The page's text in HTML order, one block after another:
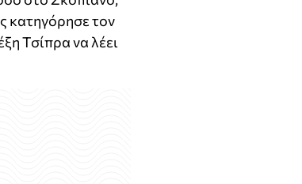
κατηγόρησε τον
Τσίπρα να λέει